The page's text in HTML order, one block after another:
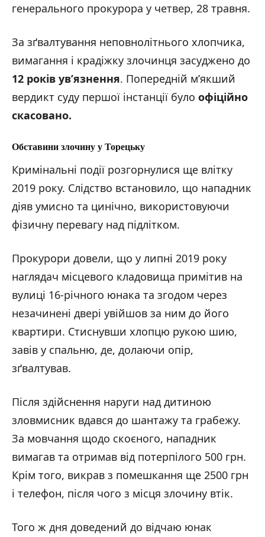
генерального прокурора у четвер, 28 травня.
За зґвалтування неповнолітнього хлопчика,
вимагання і крадіжку злочинця засуджено до
12 років ув’язнення. Попередній м’якший
вердикт суду першої інстанції було офіційно
скасовано.
Обставини злочину у Торецьку
Кримінальні події розгорнулися ще влітку
2019 року. Слідство встановило, що нападник
діяв умисно та цинічно, використовуючи
фізичну перевагу над підлітком.
Прокурори довели, що у липні 2019 року
наглядач місцевого кладовища примітив на
вулиці 16-річного юнака та згодом через
незачинені двері увійшов за ним до його
квартири. Стиснувши хлопцю рукою шию,
завів у спальню, де, долаючи опір,
зґвалтував.
Після здійснення наруги над дитиною
зловмисник вдався до шантажу та грабежу.
За мовчання щодо скоєного, нападник
вимагав та отримав від потерпілого 500 грн.
Крім того, викрав з помешкання ще 2500 грн
і телефон, після чого з місця злочину втік.
Того ж дня доведений до відчаю юнак